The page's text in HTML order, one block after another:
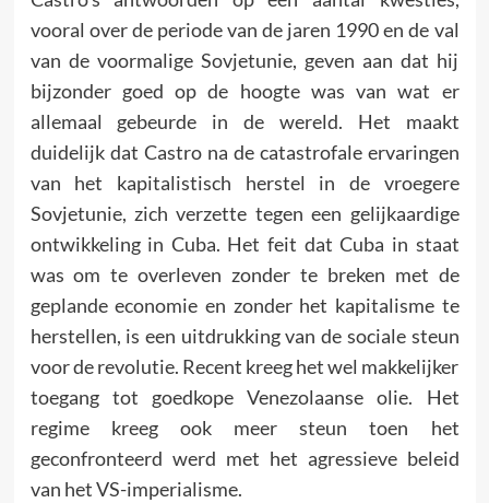
vooral over de periode van de jaren 1990 en de val
van de voormalige Sovjetunie, geven aan dat hij
bijzonder goed op de hoogte was van wat er
allemaal gebeurde in de wereld. Het maakt
duidelijk dat Castro na de catastrofale ervaringen
van het kapitalistisch herstel in de vroegere
Sovjetunie, zich verzette tegen een gelijkaardige
ontwikkeling in Cuba. Het feit dat Cuba in staat
was om te overleven zonder te breken met de
geplande economie en zonder het kapitalisme te
herstellen, is een uitdrukking van de sociale steun
voor de revolutie. Recent kreeg het wel makkelijker
toegang tot goedkope Venezolaanse olie. Het
regime kreeg ook meer steun toen het
geconfronteerd werd met het agressieve beleid
van het VS-imperialisme.